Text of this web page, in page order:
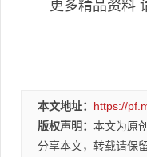
更多精品资料
本文地址： https://
版权声明： 本文为原
分享本文，转载请保